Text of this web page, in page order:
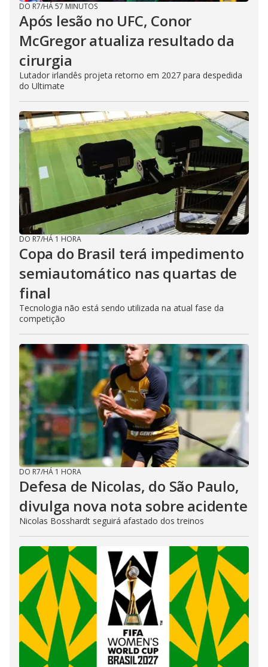
DO R7/HÁ 57 MINUTOS
Após lesão no UFC, Conor
McGregor atualiza resultado da
cirurgia
Lutador irlandês projeta retorno em 2027 para despedida
do Ultimate
DO R7/HÁ 1 HORA
Copa do Brasil terá impedimento
semiautomático nas quartas de
final
Tecnologia não está sendo utilizada na atual fase da
competição
DO R7/HÁ 1 HORA
Defesa de Nicolas, do São Paulo,
divulga nova nota sobre acidente
Nicolas Bosshardt seguirá afastado dos treinos